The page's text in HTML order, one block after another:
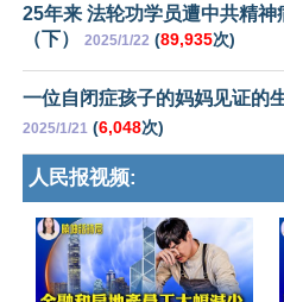
25年来 法轮功学员遭中共精神
（下）
2025/1/22 (89,935次)
一位自闭症孩子的妈妈见证的
2025/1/21 (6,048次)
人民报视频: